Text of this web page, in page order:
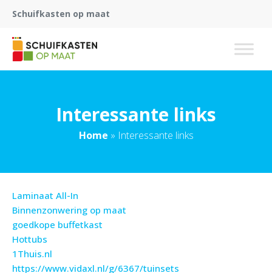
Schuifkasten op maat
Interessante links
Home » Interessante links
Laminaat All-In
Binnenzonwering op maat
goedkope buffetkast
Hottubs
1Thuis.nl
https://www.vidaxl.nl/g/6367/tuinsets